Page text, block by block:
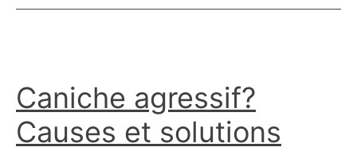
faire
dehors?
Caniche agressif?
Causes et solutions